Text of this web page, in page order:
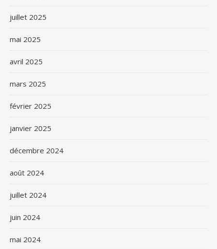
juillet 2025
mai 2025
avril 2025
mars 2025
février 2025
janvier 2025
décembre 2024
août 2024
juillet 2024
juin 2024
mai 2024